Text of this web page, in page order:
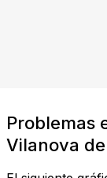
Problemas
Vilanova